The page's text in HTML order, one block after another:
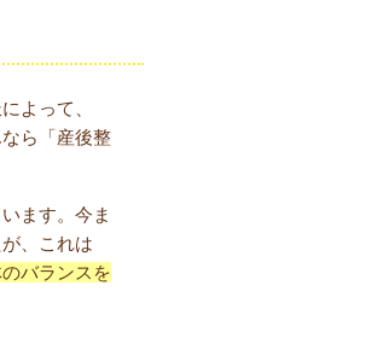
よって、
ら「産後整
ます。今ま
、これは
バランスを